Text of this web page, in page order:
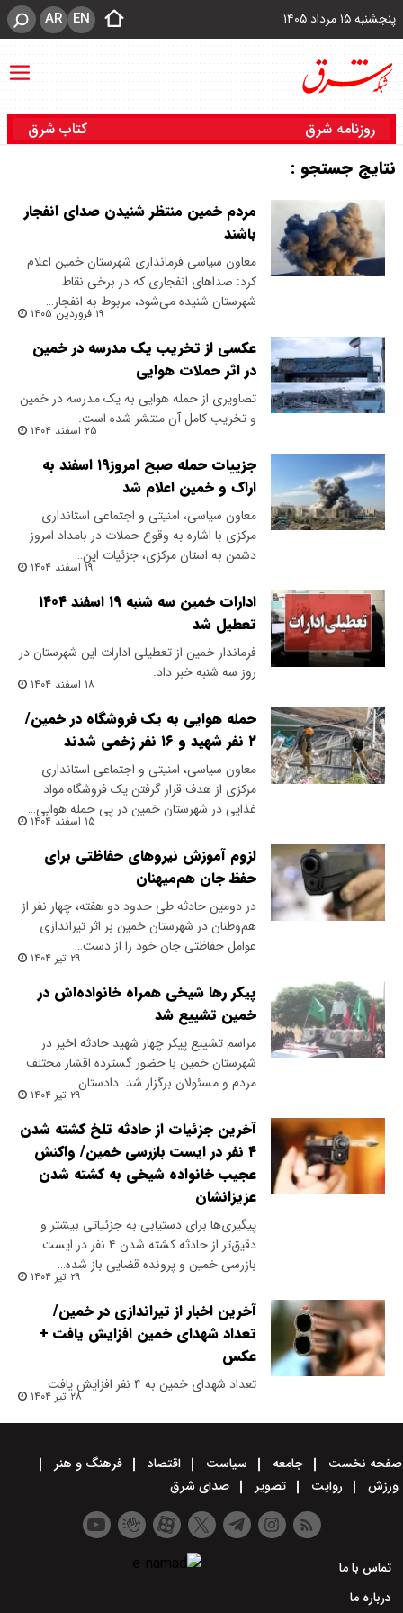
پنجشنبه ۱۵ مرداد ۱۴۰۵ EN
AR
روزنامه شرق کتاب شرق
نتایج جستجو :
مردم خمین منتظر شنیدن صدای انفجار
باشند
معاون سیاسی فرمانداری شهرستان خمین اعلام
کرد: صداهای انفجاری که در برخی نقاط
شهرستان شنیده می‌شود، مربوط به انفجار…
۱۹ فروردین ۱۴۰۵
عکسی از تخریب یک مدرسه در خمین
در اثر حملات هوایی
تصاویری از حمله هوایی به یک مدرسه در خمین
و تخریب کامل آن منتشر شده است.
۲۵ اسفند ۱۴۰۴
جزییات حمله صبح امروز۱۹ اسفند به
اراک و خمین اعلام شد
معاون سیاسی، امنیتی و اجتماعی استانداری
مرکزی با اشاره به وقوع حملات در بامداد امروز
دشمن به استان مرکزی، جزئیات این…
۱۹ اسفند ۱۴۰۴
ادارات خمین سه شنبه ۱۹ اسفند ۱۴۰۴
تعطیل شد
فرماندار خمین از تعطیلی ادارات این شهرستان در
روز سه شنبه خبر داد.
۱۸ اسفند ۱۴۰۴
حمله هوایی به یک فروشگاه در خمین/
۲ نفر شهید و ۱۶ نفر زخمی شدند
معاون سیاسی، امنیتی و اجتماعی استانداری
مرکزی از هدف قرار گرفتن یک فروشگاه مواد
غذایی در شهرستان خمین در پی حمله هوایی…
۱۵ اسفند ۱۴۰۴
لزوم آموزش نیروهای حفاظتی برای
حفظ جان هم‌‌میهنان
در دومین حادثه ‌طی حدود دو هفته، چهار نفر از
هم‌وطنان در شهرستان خمین بر اثر تیراندازی
عوامل حفاظتی جان خود را از دست…
۲۹ تیر ۱۴۰۴
پیکر رها شیخی همراه خانواده‌اش در
خمین تشییع شد
مراسم تشییع پیکر چهار شهید حادثه اخیر در
شهرستان خمین با حضور گسترده اقشار مختلف
مردم و مسئولان برگزار شد. دادستان…
۲۹ تیر ۱۴۰۴
آخرین جزئیات از حادثه تلخ کشته شدن
۴ نفر در ایست بازرسی خمین/ واکنش
عجیب خانواده شیخی به کشته شدن
عزیزانشان
پیگیری‌ها برای دستیابی به جزئیاتی بیشتر و
دقیق‌تر از حادثه کشته شدن ۴ نفر در ایست
بازرسی خمین و پرونده قضایی باز شده…
۲۹ تیر ۱۴۰۴
آخرین اخبار از تیراندازی در خمین/
تعداد شهدای خمین افزایش یافت +
عکس
تعداد شهدای خمین به ۴ نفر افزایش یافت
۲۸ تیر ۱۴۰۴
صفحه نخست جامعه سیاست اقتصاد
فرهنگ و هنر
ورزش
روایت تصویر صدای شرق
تماس با ما
درباره ما